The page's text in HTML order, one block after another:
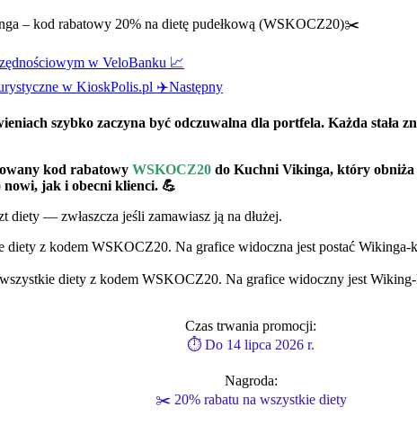
– kod rabatowy 20% na dietę pudełkową (WSKOCZ20)✂️
w VeloBanku 📈
w KioskPolis.pl ✈️Następny
szybko zaczyna być odczuwalna dla portfela. Każda stała
kod rabatowy WSKOCZ20 do Kuchni Vikinga, który obniża
nowi, jak i obecni klienci. 💪
diety — zwłaszcza jeśli zamawiasz ją na dłużej.
Czas trwania promocji:
⏱ Do 14 lipca 2026 r.
Nagroda:
✂️ 20% rabatu na wszystkie diety